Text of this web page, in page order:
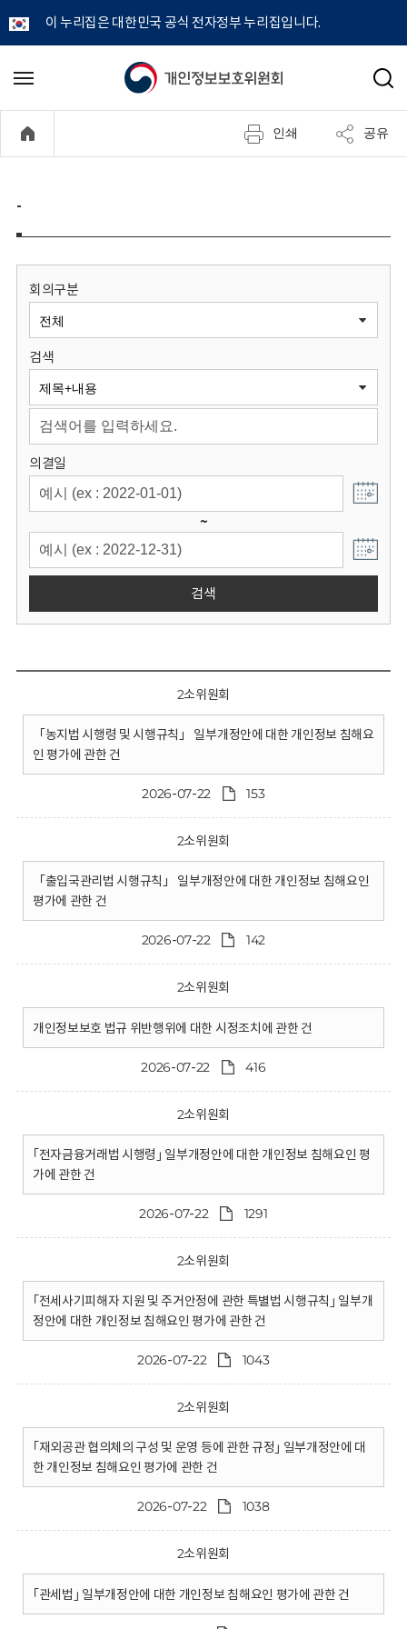
이 누리집은 대한민국 공식 전자정부 누리집입니다.
개
정
보
원
회
메
기
검
인쇄 공유
-
회의구분
검색
의결일
~
검색
2소위원회
「농지법 시행령 및 시행규칙」 일부개정안에 대한 개인정보 침해요
인 평가에 관한 건
2026-07-22 153
2소위원회
「출입국관리법 시행규칙」 일부개정안에 대한 개인정보 침해요인
평가에 관한 건
2026-07-22 142
2소위원회
개인정보보호 법규 위반행위에 대한 시정조치에 관한 건
2026-07-22 416
2소위원회
｢전자금융거래법 시행령｣ 일부개정안에 대한 개인정보 침해요인 평
가에 관한 건
2026-07-22 1291
2소위원회
｢전세사기피해자 지원 및 주거안정에 관한 특별법 시행규칙｣ 일부개
정안에 대한 개인정보 침해요인 평가에 관한 건
2026-07-22 1043
2소위원회
｢재외공관 협의체의 구성 및 운영 등에 관한 규정｣ 일부개정안에 대
한 개인정보 침해요인 평가에 관한 건
2026-07-22 1038
2소위원회
｢관세법｣ 일부개정안에 대한 개인정보 침해요인 평가에 관한 건